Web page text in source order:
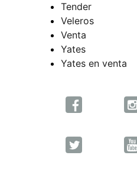
Tender
Veleros
Venta
Yates
Yates en venta